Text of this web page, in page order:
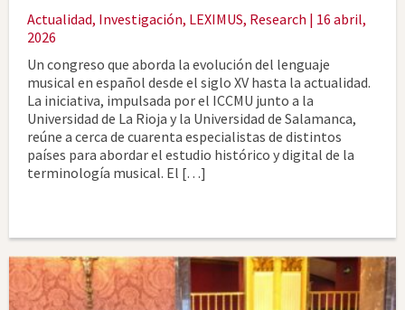
Actualidad, Investigación, LEXIMUS, Research | 16 abril,
2026
Un congreso que aborda la evolución del lenguaje
musical en español desde el siglo XV hasta la actualidad.
La iniciativa, impulsada por el ICCMU junto a la
Universidad de La Rioja y la Universidad de Salamanca,
reúne a cerca de cuarenta especialistas de distintos
países para abordar el estudio histórico y digital de la
terminología musical. El […]